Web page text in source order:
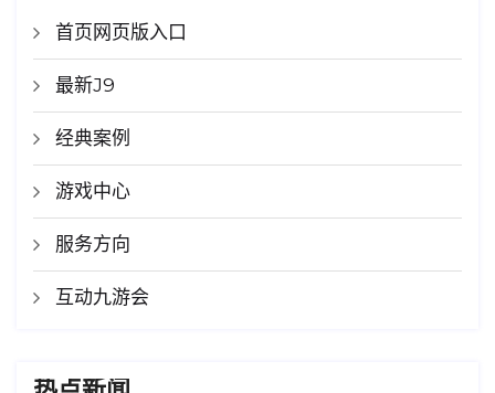
首页网页版入口
最新J9
经典案例
游戏中心
服务方向
互动九游会